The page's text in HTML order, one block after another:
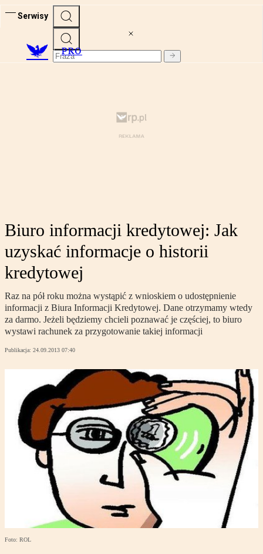
Serwisy
PRO
Biuro informacji kredytowej: Jak
uzyskać informacje o historii
kredytowej
Raz na pół roku można wystąpić z wnioskiem o udostępnienie
informacji z Biura Informacji Kredytowej. Dane otrzymamy wtedy
za darmo. Jeżeli będziemy chcieli poznawać je częściej, to biuro
wystawi rachunek za przygotowanie takiej informacji
Publikacja: 24.09.2013 07:40
Foto: ROL